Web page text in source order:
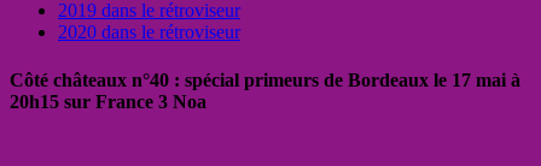
2019 dans le rétroviseur
2020 dans le rétroviseur
Côté châteaux n°40 : spécial primeurs de Bordeaux le 17 mai à
20h15 sur France 3 Noa